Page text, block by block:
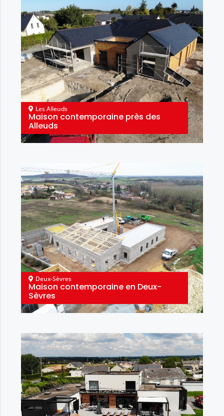
Les Alleuds
Maison contemporaine près des
Alleuds
Deux-Sèvres
Maison contemporaine en Deux-
Sèvres